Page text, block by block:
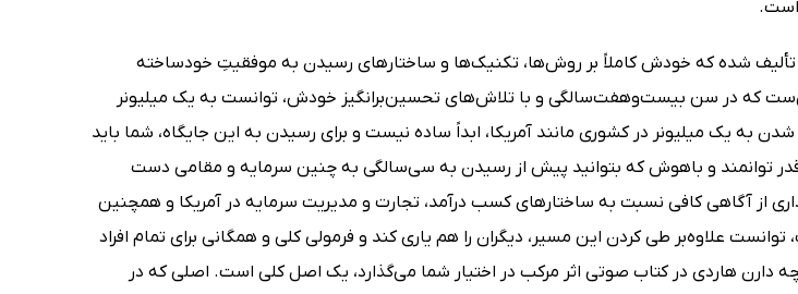
شده که خودش کاملاً بر روش‌ها، تکنیک‌ها و ساختارهای رسیدن به موفقیتِ خودساخته
که در سن بیست‌وهفت‌سالگی و با تلاش‌های تحسین‌برانگیز خودش، توانست به یک میلیونر
به یک میلیونر در کشوری مانند آمریکا، ابداً ساده نیست و برای رسیدن به این جایگاه، شما باید
توانمند و باهوش که بتوانید پیش از رسیدن به سی‌سالگی به چنین سرمایه و مقامی دست
از آگاهی کافی نسبت به ساختارهای کسب درآمد، تجارت و مدیریت سرمایه در آمریکا و همچنین
علاوه‌بر طی کردن این مسیر، دیگران را هم یاری کند و فرمولی کلی و همگانی برای تمام افراد
دارن هاردی در کتاب صوتی اثر مرکب در اختیار شما می‌گذارد، یک اصل کلی است. اصلی که در